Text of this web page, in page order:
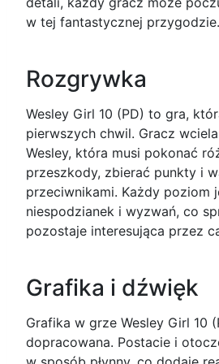
w tej fantastycznej przygodzie.
Rozgrywka
Wesley Girl 10 (PD) to gra,
pierwszych chwil. Gracz
Wesley, która musi pokonać
przeszkody, zbierać punkty i
przeciwnikami. Każdy poziom
niespodzianek i wyzwań, co
pozostaje interesująca przez
Grafika i dźwięk
Grafika w grze Wesley Girl 10
dopracowana. Postacie i